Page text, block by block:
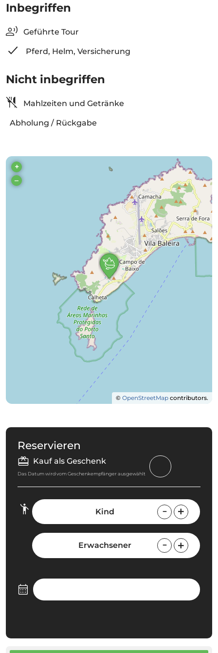
Inbegriffen
Geführte Tour
Pferd, Helm, Versicherung
Nicht inbegriffen
Mahlzeiten und Getränke
Abholung / Rückgabe
+
–
© OpenStreetMap contributors.
Reservieren
Kauf als Geschenk
Das Datum wird vom Geschenkempfänger ausgewählt
Kind
Erwachsener